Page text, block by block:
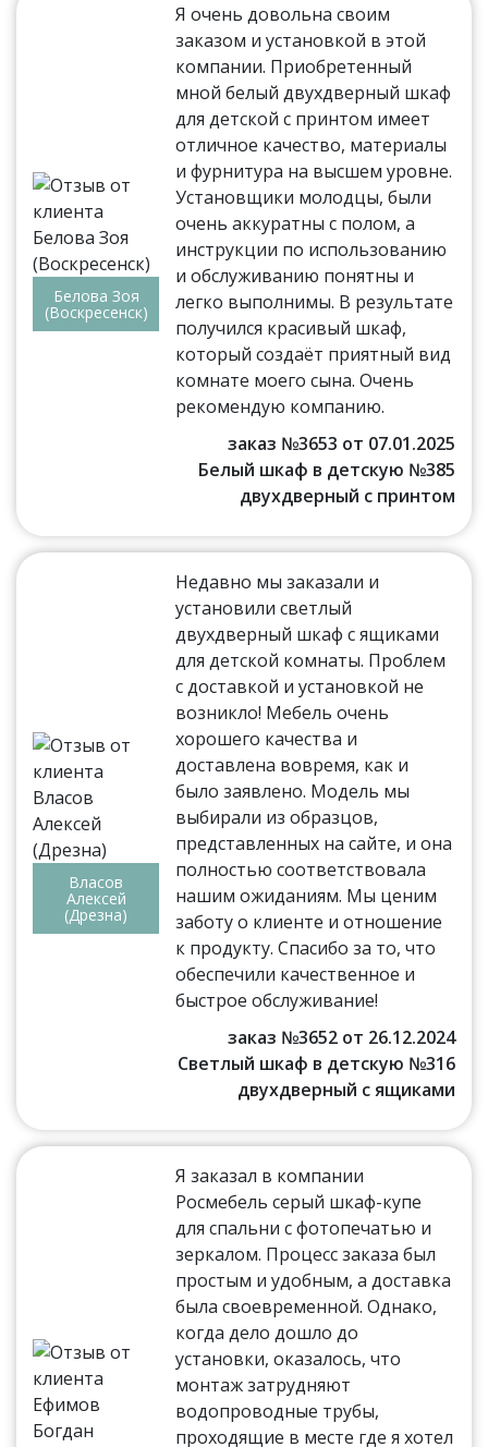
Белова Зоя
(Воскресенск)
Я очень довольна своим
заказом и установкой в этой
компании. Приобретенный
мной белый двухдверный шкаф
для детской с принтом имеет
отличное качество, материалы
и фурнитура на высшем уровне.
Установщики молодцы, были
очень аккуратны с полом, а
инструкции по использованию
и обслуживанию понятны и
легко выполнимы. В результате
получился красивый шкаф,
который создаёт приятный вид
комнате моего сына. Очень
рекомендую компанию.
заказ №3653 от 07.01.2025
Белый шкаф в детскую №385
двухдверный с принтом
Власов
Алексей
(Дрезна)
Недавно мы заказали и
установили светлый
двухдверный шкаф с ящиками
для детской комнаты. Проблем
с доставкой и установкой не
возникло! Мебель очень
хорошего качества и
доставлена вовремя, как и
было заявлено. Модель мы
выбирали из образцов,
представленных на сайте, и она
полностью соответствовала
нашим ожиданиям. Мы ценим
заботу о клиенте и отношение
к продукту. Спасибо за то, что
обеспечили качественное и
быстрое обслуживание!
заказ №3652 от 26.12.2024
Светлый шкаф в детскую №316
двухдверный с ящиками
Я заказал в компании
Росмебель серый шкаф-купе
для спальни с фотопечатью и
зеркалом. Процесс заказа был
простым и удобным, а доставка
была своевременной. Однако,
когда дело дошло до
установки, оказалось, что
монтаж затрудняют
водопроводные трубы,
проходящие в месте где я хотел